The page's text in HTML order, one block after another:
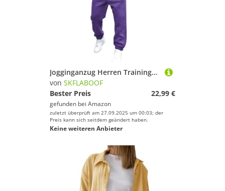
Jogginganzug Herren Trainingsanzug Freizeitanzug Einfarbig Hoodie Mit Kapuze Langarm Mit Taschen Hausanzug 2-Teilig Fitness Kapuzenjacke Jogginghose Jogginganzug Sportanzug Set 00k Lila L
von SKFLABOOF
Bester Preis
22,99 €
gefunden bei Amazon
zuletzt überprüft am 27.09.2025 um 00:03; der
Preis kann sich seitdem geändert haben.
Keine weiteren Anbieter